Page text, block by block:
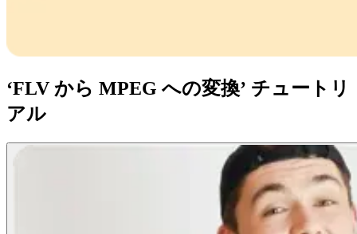
‘FLV から MPEG への変換’ チュートリ
アル